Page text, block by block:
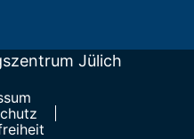
Jülich